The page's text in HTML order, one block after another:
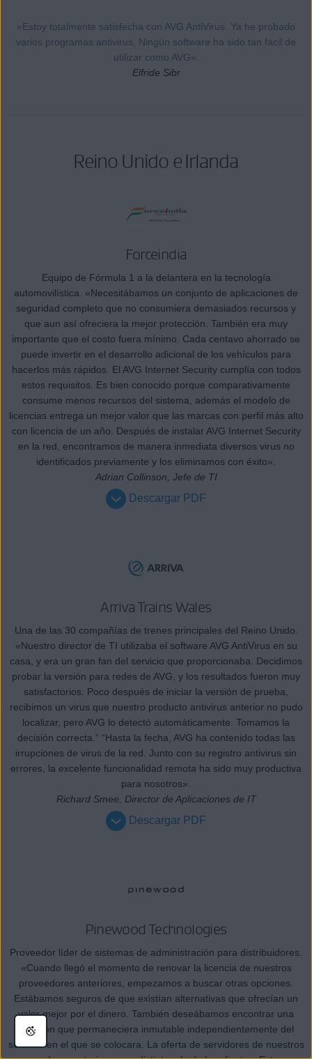
«Estoy totalmente satisfecha con AVG AntiVirus. Ya he probado
varios programas antivirus, Ningún software ha sido tan fácil de
utilizar como AVG».
Elfride Sibr
Reino Unido e Irlanda
Forceindia
Equipo de Fórmula 1 a la delantera en la tecnología
automovilística. «Necesitábamos un conjunto de aplicaciones de
seguridad completo que no consumiera demasiados recursos y
que aun así ofreciera la mejor protección. También era muy
importante que el costo fuera mínimo. Cada centavo ahorrado se
puede invertir en el desarrollo adicional de los vehículos para
hacerlos más rápidos. El AVG Internet Security cumplía con todos
estos requisitos. Es bien conocido porque comparativamente
consume menos recursos del sistema, además el modelo de
licencias entrega un mejor valor que las marcas con perfil más alto
con licencia de un año. Después de instalar AVG Internet Security
en la red, encontramos de manera inmediata diversos virus no
identificados previamente y los eliminamos con éxito».
Adrian Collinson, Jefe de TI
Descargar PDF
Arriva Trains Wales
Una de las 30 compañías de trenes principales del Reino Unido.
«Nuestro director de TI utilizaba el software AVG AntiVirus en su
casa, y era un gran fan del servicio que proporcionaba. Decidimos
probar la versión para redes de AVG, y los resultados fueron muy
satisfactorios. Poco después de iniciar la versión de prueba,
recibimos un virus que nuestro producto antivirus anterior no pudo
localizar, pero AVG lo detectó automáticamente. Tomamos la
decisión correcta.” “Hasta la fecha, AVG ha contenido todas las
irrupciones de virus de la red. Junto con su registro antivirus sin
errores, la excelente funcionalidad remota ha sido muy productiva
para nosotros».
Richard Smee, Director de Aplicaciones de IT
Descargar PDF
Pinewood Technologies
Proveedor líder de sistemas de administración para distribuidores.
«Cuando llegó el momento de renovar la licencia de nuestros
proveedores anteriores, empezamos a buscar otras opciones.
Estábamos seguros de que existían alternativas que ofrecían un
valor mejor por el dinero. También deseábamos encontrar una
solución que permaneciera inmutable independientemente del
servidor en el que se colocara. La oferta de servidores de nuestros